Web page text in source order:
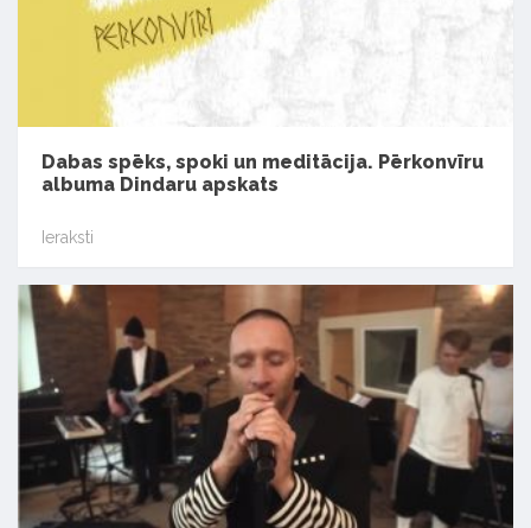
Dabas spēks, spoki un meditācija. Pērkonvīru
albuma Dindaru apskats
Ieraksti